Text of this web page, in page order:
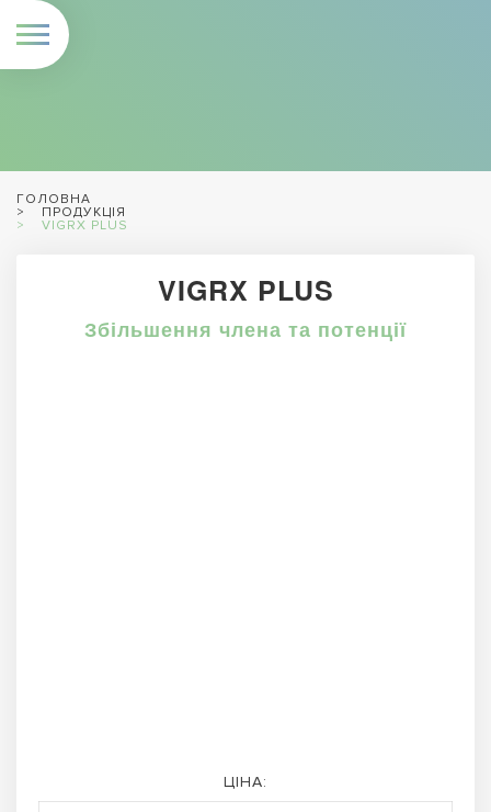
ГОЛОВНА
ПРОДУКЦІЯ
VIGRX PLUS
VIGRX PLUS
Збільшення члена та потенції
ЦІНА: